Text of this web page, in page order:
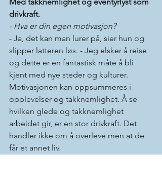
drivkraft.
- Hva er din egen motivasjon?
- Ja, det kan man lurer på, sier hun og
slipper latteren løs. - Jeg elsker å reise
og dette er en fantastisk måte å bli
kjent med nye steder og kulturer.
Motivasjonen kan oppsummeres i
opplevelser og takknemlighet. Å se
hvilken glede og takknemlighet
arbeidet gir, er en stor drivkraft. Det
handler ikke om å overleve men at de
får et annet liv.